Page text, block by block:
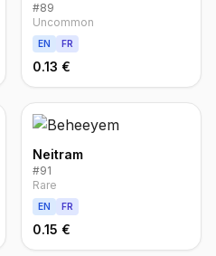
#89
Uncommon
EN FR
0.13 €
Neitram
#91
Rare
EN FR
0.15 €